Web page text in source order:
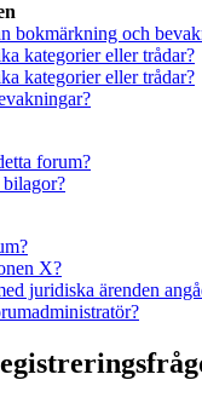
bokmärkning och
kategorier eller trådar?
kategorier eller trådar?
forum?
X?
juridiska ärenden